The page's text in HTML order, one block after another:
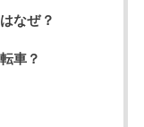
なぜ？
車？